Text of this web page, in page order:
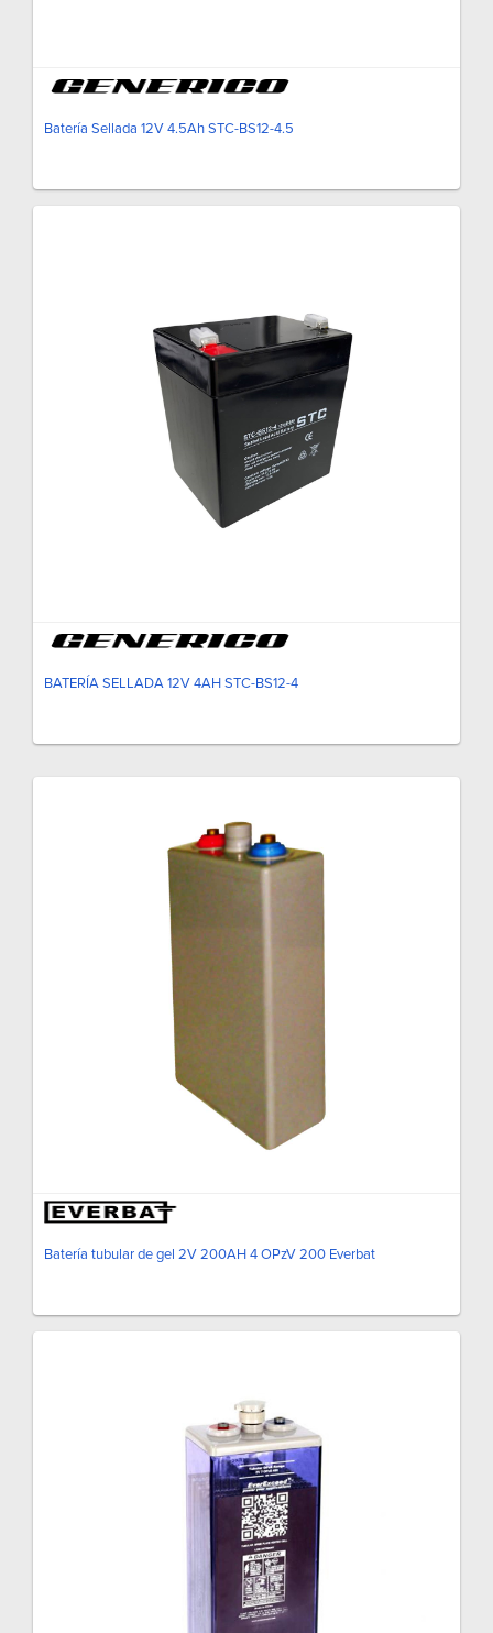
Batería Sellada 12V 4.5Ah STC-BS12-4.5
BATERÍA SELLADA 12V 4AH STC-BS12-4
Batería tubular de gel 2V 200AH 4 OPzV 200 Everbat